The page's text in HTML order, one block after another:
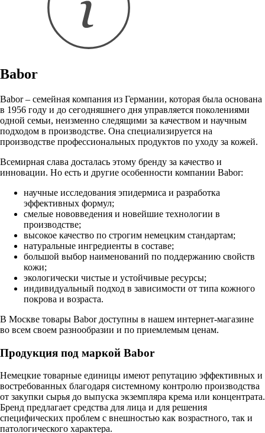
Babor
Babor – семейная компания из Германии, которая была основана
в 1956 году и до сегодняшнего дня управляется поколениями
одной семьи, неизменно следящими за качеством и научным
подходом в производстве. Она специализируется на
производстве профессиональных продуктов по уходу за кожей.
Всемирная слава досталась этому бренду за качество и
инновации. Но есть и другие особенности компании Babor:
научные исследования эпидермиса и разработка
эффективных формул;
смелые нововведения и новейшие технологии в
производстве;
высокое качество по строгим немецким стандартам;
натуральные ингредиенты в составе;
большой выбор наименований по поддержанию свойств
кожи;
экологически чистые и устойчивые ресурсы;
индивидуальный подход в зависимости от типа кожного
покрова и возраста.
В Москве товары Babor доступны в нашем интернет-магазине
во всем своем разнообразии и по приемлемым ценам.
Продукция под маркой Babor
Немецкие товарные единицы имеют репутацию эффективных и
востребованных благодаря системному контролю производства
от закупки сырья до выпуска экземпляра крема или концентрата.
Бренд предлагает средства для лица и для решения
специфических проблем с внешностью как возрастного, так и
патологического характера.